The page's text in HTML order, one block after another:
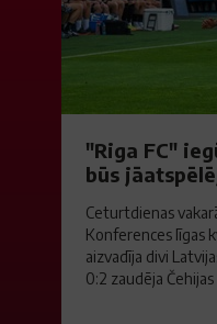
"Riga FC"
būs
Ceturtdienas
Konferences līgas
aizvadīja divi
0:2 zaudēja Čehijas